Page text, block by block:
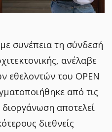
συνέπεια τη σύνδεσή
ανέλαβε
εθελοντών του OPEN
από τις
αποτελεί
διεθνείς